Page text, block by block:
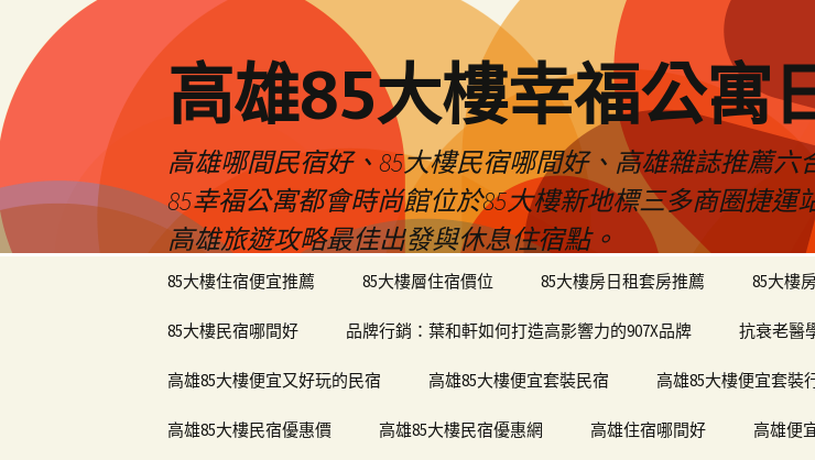
高雄85大樓幸福公寓
高雄哪間民宿好、85大樓民宿哪間好、高雄雜誌推薦
85幸福公寓都會時尚館位於85大樓新地標三多商圈捷
高雄旅遊攻略最佳出發與休息住宿點。
85大樓住宿便宜推薦 85大樓層住宿價位 85大樓房日租套房推薦 85大樓
85大樓民宿哪間好 品牌行銷：葉和軒如何打造高影響力的907X品牌 抗衰老醫
高雄85大樓便宜又好玩的民宿 高雄85大樓便宜套裝民宿 高雄85大樓便宜套裝
高雄85大樓民宿優惠價 高雄85大樓民宿優惠網 高雄住宿哪間好 高雄便